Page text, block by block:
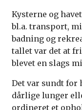
Kysterne og
bl.a. transport,
badning og
tallet var det at
blevet en slags
Det var sundt for
dårlige lunger
ordineret et